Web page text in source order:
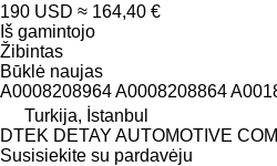
190 USD ≈ 164,40 €
Iš gamintojo
Žibintas
Būklė naujas
A0008208964 A0008208864
Turkija, İstanbul
DTEK DETAY AUTOMOTIVE
Susisiekite su pardavėju